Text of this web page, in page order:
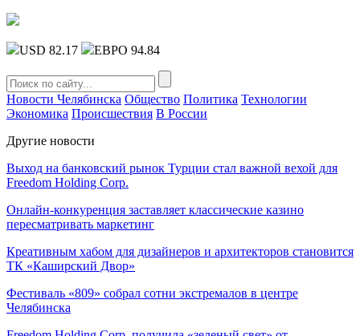
USD 82.17 ЕВРО 94.84
Новости Челябинска Общество Политика Технологии
Экономика Происшествия В России
Другие новости
Выход на банковский рынок Турции стал важной вехой для
Freedom Holding Corp.
Онлайн-конкуренция заставляет классические казино
пересматривать маркетинг
Креативным хабом для дизайнеров и архитекторов становится
ТК «Каширский Двор»
Фестиваль «809» собрал сотни экстремалов в центре
Челябинска